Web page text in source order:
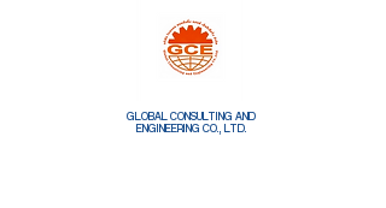
GLOBAL CONSULTING AND
ENGINEERING CO., LTD.